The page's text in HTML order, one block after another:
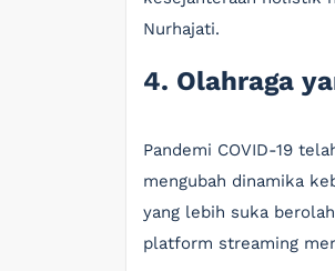
Nurhajati.
4. Olahraga
Pandemi COVID-19
mengubah dinamika
yang lebih suka
platform streaming